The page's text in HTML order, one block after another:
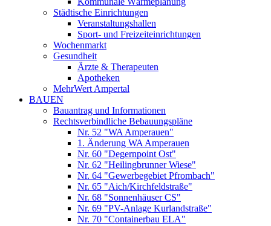
Städtische Einrichtungen
Veranstaltungshallen
Sport- und Freizeiteinrichtungen
Wochenmarkt
Gesundheit
Ärzte & Therapeuten
Apotheken
MehrWert Ampertal
BAUEN
Bauantrag und Informationen
Rechtsverbindliche Bebauungspläne
Nr. 52 "WA Amperauen"
1. Änderung WA Amperauen
Nr. 60 "Degernpoint Ost"
Nr. 62 "Heilingbrunner Wiese"
Nr. 64 "Gewerbegebiet Pfrombach"
Nr. 65 "Aich/Kirchfeldstraße"
Nr. 68 "Sonnenhäuser CS"
Nr. 69 "PV-Anlage Kurlandstraße"
Nr. 70 "Containerbau ELA"